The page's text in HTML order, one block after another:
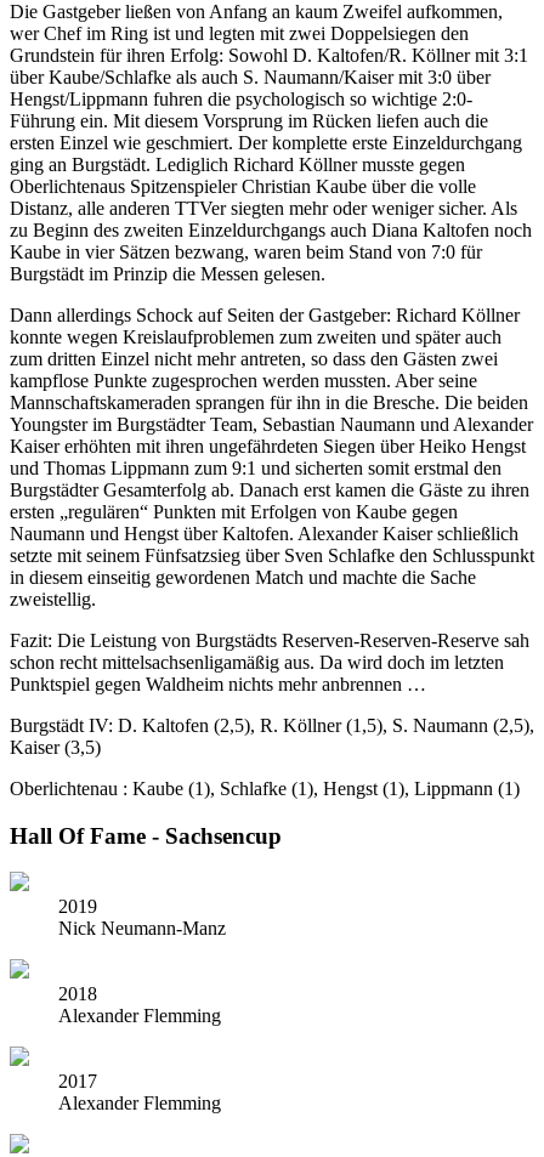
Die Gastgeber ließen von Anfang an kaum Zweifel aufkommen,
wer Chef im Ring ist und legten mit zwei Doppelsiegen den
Grundstein für ihren Erfolg: Sowohl D. Kaltofen/R. Köllner mit 3:1
über Kaube/Schlafke als auch S. Naumann/Kaiser mit 3:0 über
Hengst/Lippmann fuhren die psychologisch so wichtige 2:0-
Führung ein. Mit diesem Vorsprung im Rücken liefen auch die
ersten Einzel wie geschmiert. Der komplette erste Einzeldurchgang
ging an Burgstädt. Lediglich Richard Köllner musste gegen
Oberlichtenaus Spitzenspieler Christian Kaube über die volle
Distanz, alle anderen TTVer siegten mehr oder weniger sicher. Als
zu Beginn des zweiten Einzeldurchgangs auch Diana Kaltofen noch
Kaube in vier Sätzen bezwang, waren beim Stand von 7:0 für
Burgstädt im Prinzip die Messen gelesen.
Dann allerdings Schock auf Seiten der Gastgeber: Richard Köllner
konnte wegen Kreislaufproblemen zum zweiten und später auch
zum dritten Einzel nicht mehr antreten, so dass den Gästen zwei
kampflose Punkte zugesprochen werden mussten. Aber seine
Mannschaftskameraden sprangen für ihn in die Bresche. Die beiden
Youngster im Burgstädter Team, Sebastian Naumann und Alexander
Kaiser erhöhten mit ihren ungefährdeten Siegen über Heiko Hengst
und Thomas Lippmann zum 9:1 und sicherten somit erstmal den
Burgstädter Gesamterfolg ab. Danach erst kamen die Gäste zu ihren
ersten „regulären“ Punkten mit Erfolgen von Kaube gegen
Naumann und Hengst über Kaltofen. Alexander Kaiser schließlich
setzte mit seinem Fünfsatzsieg über Sven Schlafke den Schlusspunkt
in diesem einseitig gewordenen Match und machte die Sache
zweistellig.
Fazit: Die Leistung von Burgstädts Reserven-Reserven-Reserve sah
schon recht mittelsachsenligamäßig aus. Da wird doch im letzten
Punktspiel gegen Waldheim nichts mehr anbrennen …
Burgstädt IV: D. Kaltofen (2,5), R. Köllner (1,5), S. Naumann (2,5),
Kaiser (3,5)
Oberlichtenau : Kaube (1), Schlafke (1), Hengst (1), Lippmann (1)
Hall Of Fame - Sachsencup
2019
Nick Neumann-Manz
2018
Alexander Flemming
2017
Alexander Flemming